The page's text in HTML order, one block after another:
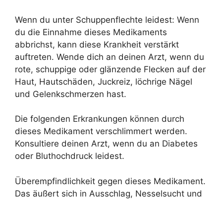
Wenn du unter Schuppenflechte leidest: Wenn
du die Einnahme dieses Medikaments
abbrichst, kann diese Krankheit verstärkt
auftreten. Wende dich an deinen Arzt, wenn du
rote, schuppige oder glänzende Flecken auf der
Haut, Hautschäden, Juckreiz, löchrige Nägel
und Gelenkschmerzen hast.
Die folgenden Erkrankungen können durch
dieses Medikament verschlimmert werden.
Konsultiere deinen Arzt, wenn du an Diabetes
oder Bluthochdruck leidest.
Überempfindlichkeit gegen dieses Medikament.
Das äußert sich in Ausschlag, Nesselsucht und